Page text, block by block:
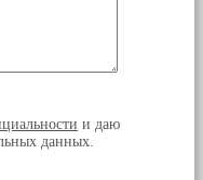
и даю
данных.